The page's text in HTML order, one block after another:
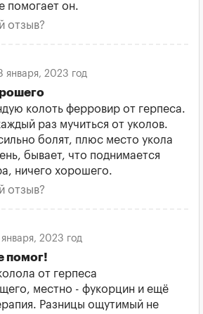
помогает он.
отзыв?
января, 2023 год
колоть ферровир от герпеса.
раз мучиться от уколов.
болят, плюс место укола
бывает, что поднимается
ничего хорошего.
отзыв?
2023 год
помог!
от герпеса
местно - фукорцин и ещё
Разницы ощутимый не